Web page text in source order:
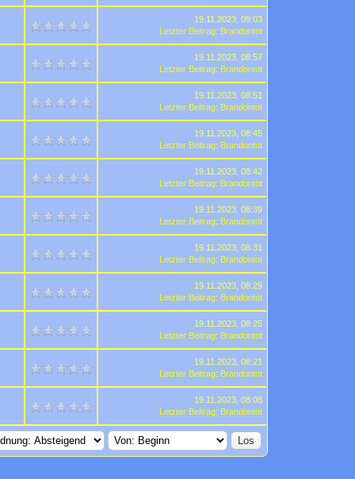
19.11.2023, 09:03
Letzter Beitrag:Brandontot
19.11.2023, 08:57
Letzter Beitrag:Brandontot
19.11.2023, 08:51
Letzter Beitrag:Brandontot
19.11.2023, 08:45
Letzter Beitrag:Brandontot
19.11.2023, 08:42
Letzter Beitrag:Brandontot
19.11.2023, 08:39
Letzter Beitrag:Brandontot
19.11.2023, 08:31
Letzter Beitrag:Brandontot
19.11.2023, 08:29
Letzter Beitrag:Brandontot
19.11.2023, 08:25
Letzter Beitrag:Brandontot
19.11.2023, 08:21
Letzter Beitrag:Brandontot
19.11.2023, 08:08
Letzter Beitrag:Brandontot